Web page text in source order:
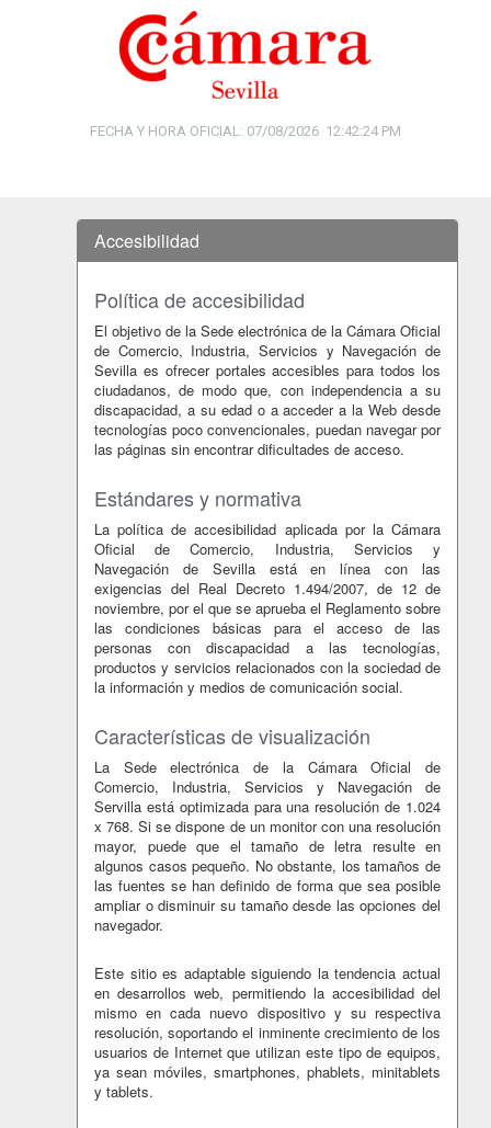
FECHA Y HORA OFICIAL: 07/08/2026 12:42:25 PM
Accesibilidad
Política de accesibilidad
El objetivo de la Sede electrónica de la Cámara Oficial
de Comercio, Industria, Servicios y Navegación de
Sevilla es ofrecer portales accesibles para todos los
ciudadanos, de modo que, con independencia a su
discapacidad, a su edad o a acceder a la Web desde
tecnologías poco convencionales, puedan navegar por
las páginas sin encontrar dificultades de acceso.
Estándares y normativa
La política de accesibilidad aplicada por la Cámara
Oficial de Comercio, Industria, Servicios y
Navegación de Sevilla está en línea con las
exigencias del Real Decreto 1.494/2007, de 12 de
noviembre, por el que se aprueba el Reglamento sobre
las condiciones básicas para el acceso de las
personas con discapacidad a las tecnologías,
productos y servicios relacionados con la sociedad de
la información y medios de comunicación social.
Características de visualización
La Sede electrónica de la Cámara Oficial de
Comercio, Industria, Servicios y Navegación de
Servilla está optimizada para una resolución de 1.024
x 768. Si se dispone de un monitor con una resolución
mayor, puede que el tamaño de letra resulte en
algunos casos pequeño. No obstante, los tamaños de
las fuentes se han definido de forma que sea posible
ampliar o disminuir su tamaño desde las opciones del
navegador.
Este sitio es adaptable siguiendo la tendencia actual
en desarrollos web, permitiendo la accesibilidad del
mismo en cada nuevo dispositivo y su respectiva
resolución, soportando el inminente crecimiento de los
usuarios de Internet que utilizan este tipo de equipos,
ya sean móviles, smartphones, phablets, minitablets
y tablets.